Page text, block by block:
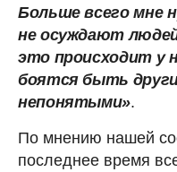
Больше всего мне
не осуждают
это происходит у
боятся быть
непонятыми».
По мнению нашей
последнее время